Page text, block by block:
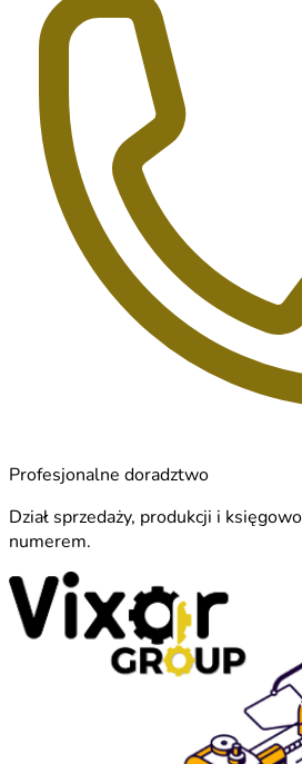
Profesjonalne doradztwo
Dział sprzedaży, produkcji i
numerem.